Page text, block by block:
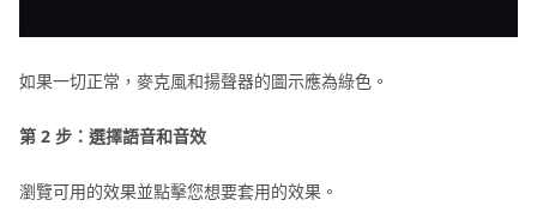
如果一切正常，麥克風和揚聲器的圖示應為綠色。
第 2 步：選擇語音和音效
瀏覽可用的效果並點擊您想要套用的效果。